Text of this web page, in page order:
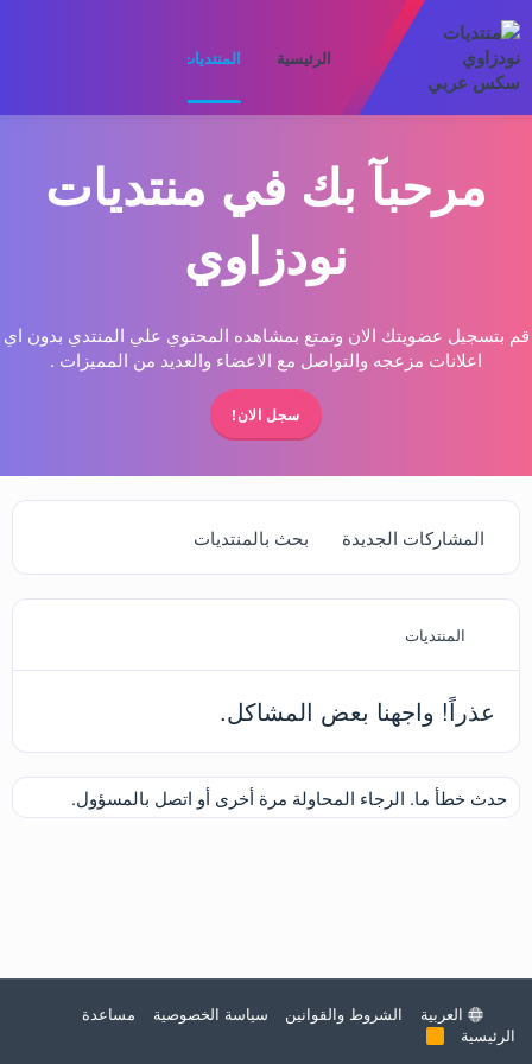
الرئيسية المنتديات
مرحبآ بك في منتديات
نودزاوي
قم بتسجيل عضويتك الان وتمتع بمشاهده المحتوي علي المنتدي بدون اي
اعلانات مزعجه والتواصل مع الاعضاء والعديد من المميزات .
سجل الان!
المشاركات الجديدة بحث بالمنتديات
المنتديات
عذراً! واجهنا بعض المشاكل.
حدث خطأ ما. الرجاء المحاولة مرة أخرى أو اتصل بالمسؤول.
العربية الشروط والقوانين سياسة الخصوصية
مساعدة
الرئيسية
R
S